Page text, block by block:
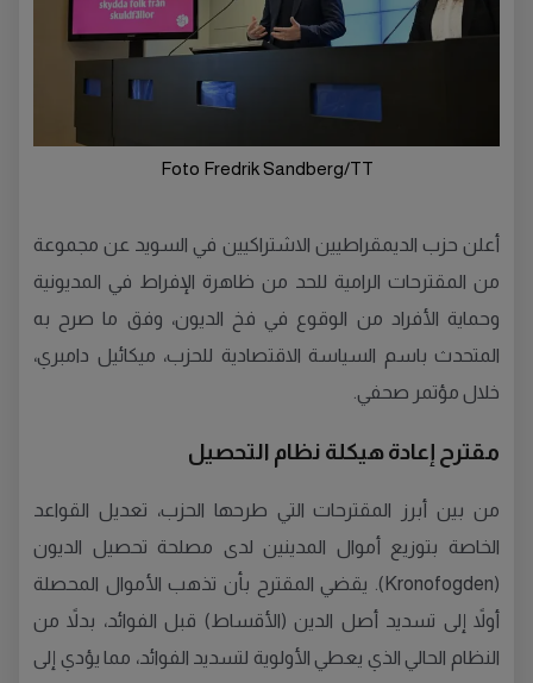
Foto Fredrik Sandberg/TT
أعلن حزب الديمقراطيين الاشتراكيين في السويد عن مجموعة
من المقترحات الرامية للحد من ظاهرة الإفراط في المديونية
وحماية الأفراد من الوقوع في فخ الديون، وفق ما صرح به
المتحدث باسم السياسة الاقتصادية للحزب، ميكائيل دامبري،
خلال مؤتمر صحفي.
مقترح إعادة هيكلة نظام التحصيل
من بين أبرز المقترحات التي طرحها الحزب، تعديل القواعد
الخاصة بتوزيع أموال المدينين لدى مصلحة تحصيل الديون
(Kronofogden). يقضي المقترح بأن تذهب الأموال المحصلة
أولاً إلى تسديد أصل الدين (الأقساط) قبل الفوائد، بدلاً من
النظام الحالي الذي يعطي الأولوية لتسديد الفوائد، مما يؤدي إلى